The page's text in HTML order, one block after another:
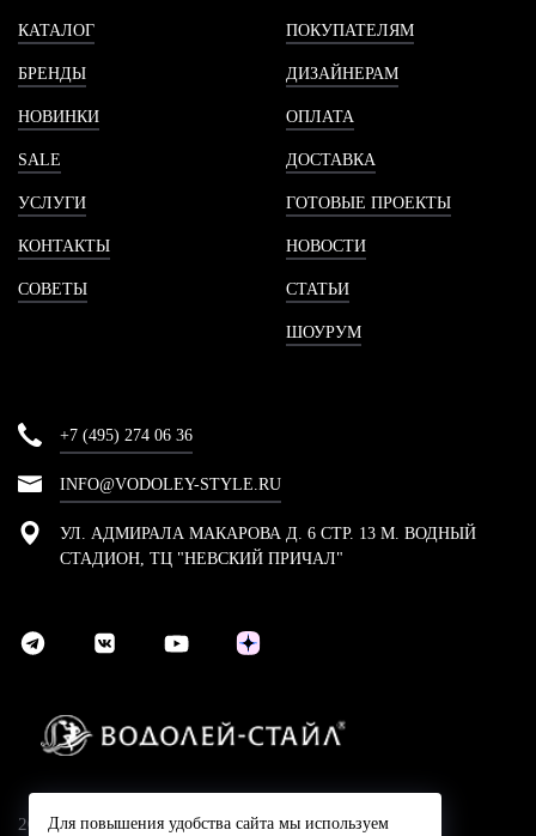
КАТАЛОГ
БРЕНДЫ
НОВИНКИ
SALE
УСЛУГИ
КОНТАКТЫ
СОВЕТЫ
ПОКУПАТЕЛЯМ
ДИЗАЙНЕРАМ
ОПЛАТА
ДОСТАВКА
ГОТОВЫЕ ПРОЕКТЫ
НОВОСТИ
СТАТЬИ
ШОУРУМ
+7 (495) 274 06 36
INFO@VODOLEY-STYLE.RU
УЛ. АДМИРАЛА МАКАРОВА Д. 6 СТР. 13 М. ВОДНЫЙ
СТАДИОН, ТЦ "НЕВСКИЙ ПРИЧАЛ"
2024 © Компания Водолей-Cтайл
Для повышения удобства сайта мы используем